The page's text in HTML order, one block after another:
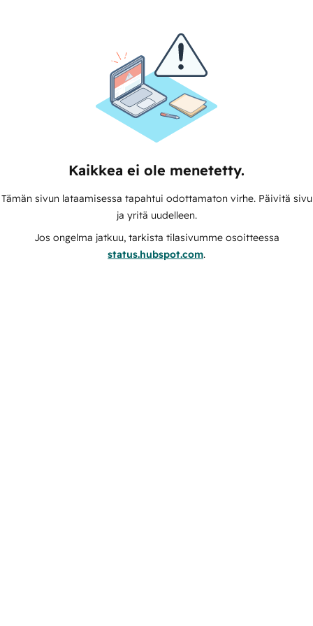
Kaikkea ei ole menetetty.
Tämän sivun lataamisessa tapahtui odottamaton virhe. Päivitä sivu
ja yritä uudelleen.
Jos ongelma jatkuu, tarkista tilasivumme osoitteessa
status.hubspot.com.